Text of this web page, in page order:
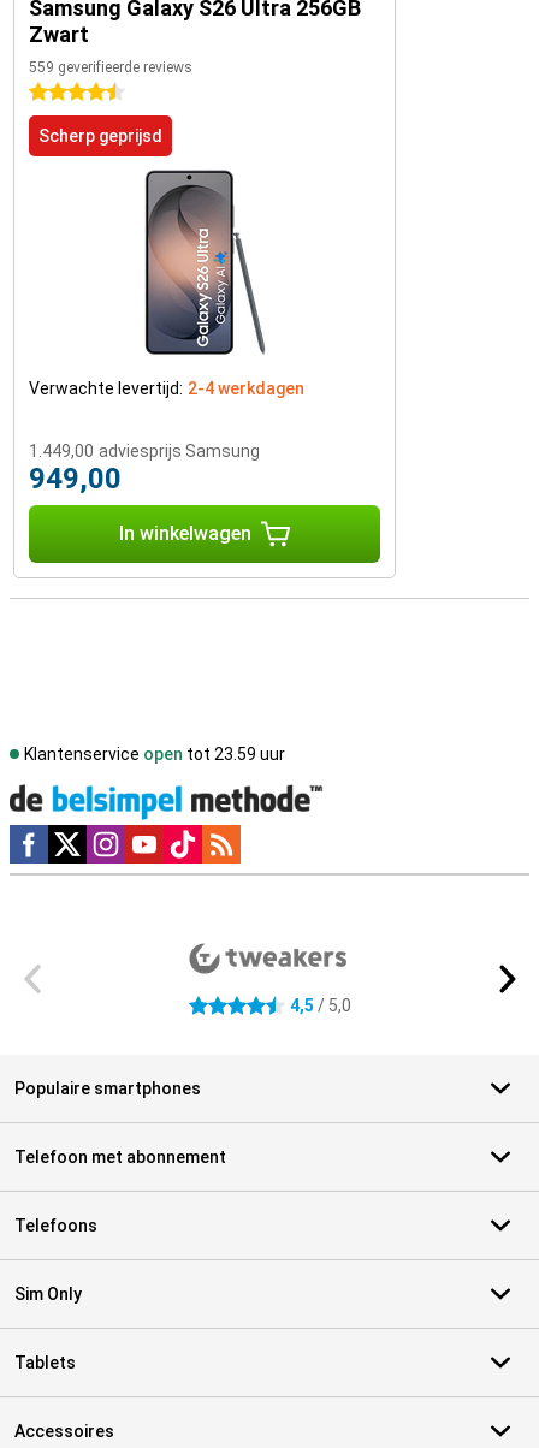
Samsung Galaxy S26 Ultra 256GB
Zwart
559 geverifieerde reviews
4.5 sterren
Scherp geprijsd
Verwachte levertijd: 2-4 werkdagen
1.449,00 adviesprijs Samsung
949,00
In winkelwagen
Klantenservice open tot 23.59 uur
Social media
4.5 sterren 4,5 / 5,0
Populaire smartphones
Telefoon met abonnement
Telefoons
Sim Only
Tablets
Accessoires